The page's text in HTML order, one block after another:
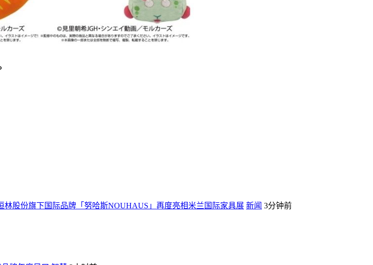
林股份旗下国际品牌「努哈斯NOUHAUS」再度亮相米兰国际家具展 新闻 3分钟前